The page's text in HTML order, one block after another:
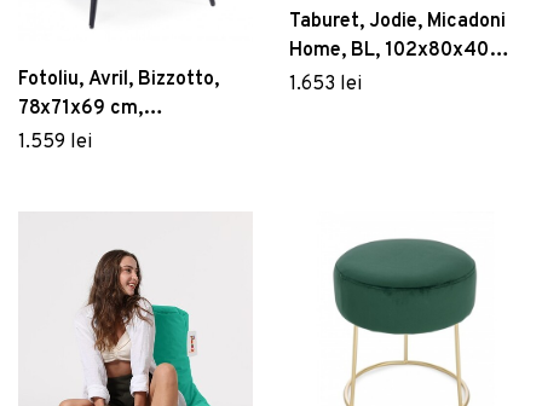
Fotoliu, Avril, Bizzotto,
78x71x69 cm,
otel/catifea, gri
1.559 lei
Taburet, Jodie, Micadoni
Home, BL, 102x80x40
cm, poliester, bej deschis
1.653 lei